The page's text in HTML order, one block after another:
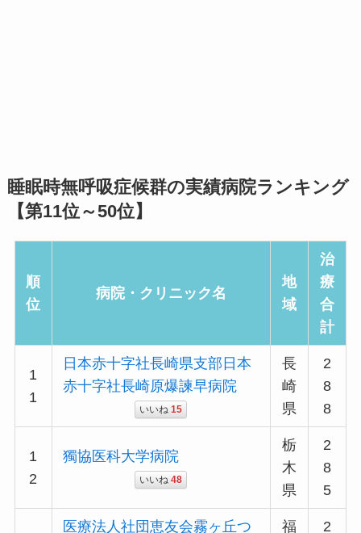
睡眠時無呼吸症候群の実績病院ランキング
【第11位～50位】
順
位
病院・クリニック名
地
域
治
療
合
計
1
1
日本赤十字社長崎県支部日本
赤十字社長崎原爆諫早病院
いいね15
長
崎
県
2
8
8
1
2
獨協医科大学病院
いいね48
栃
木
県
2
8
5
医療法人社団恵友会霧ヶ丘つ 福 2